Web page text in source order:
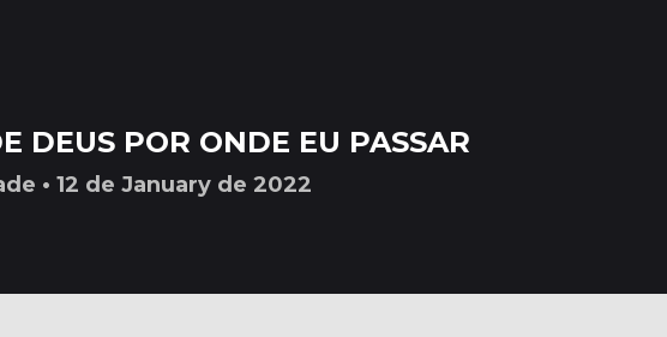
DEUS POR ONDE EU PASSAR
• 12 de January de 2022